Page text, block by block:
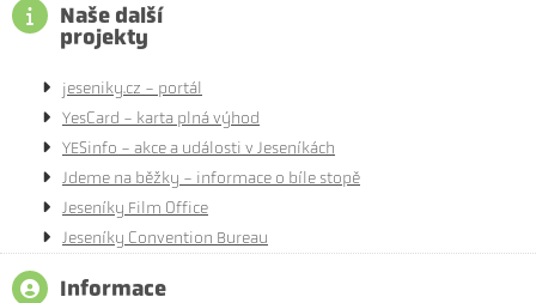
Naše další
projekty
jeseniky.cz - portál
YesCard - karta plná výhod
YESinfo - akce a události v Jeseníkách
Jdeme na běžky - informace o bíle stopě
Jeseníky Film Office
Jeseníky Convention Bureau
Informace